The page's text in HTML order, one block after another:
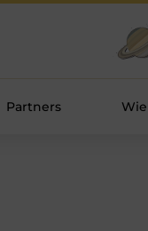
Partners